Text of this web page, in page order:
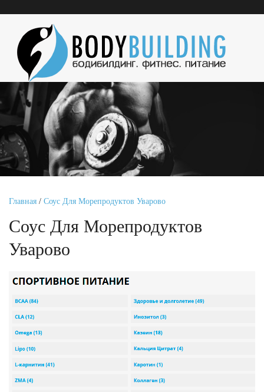
Главная / Соус Для Морепродуктов Уварово
Соус Для Морепродуктов
Уварово